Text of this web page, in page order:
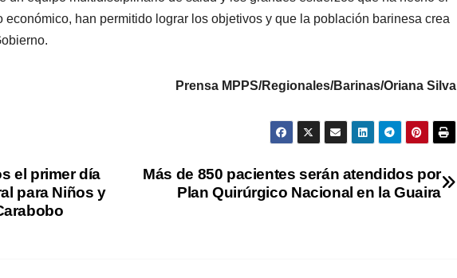
han permitido lograr los objetivos y que la población barinesa crea
Prensa MPPS/Regionales/Barinas/Oriana Silva
Más de 850 pacientes serán atendidos por
Plan Quirúrgico Nacional en la Guaira
el primer día
para Niños y